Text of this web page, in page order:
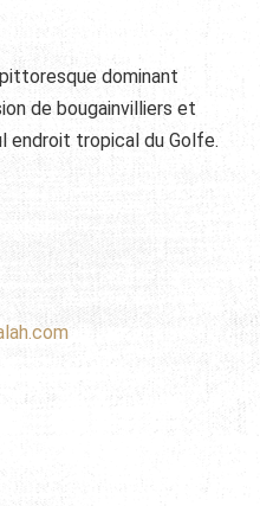
dominant
de bougainvilliers et
tropical du Golfe.